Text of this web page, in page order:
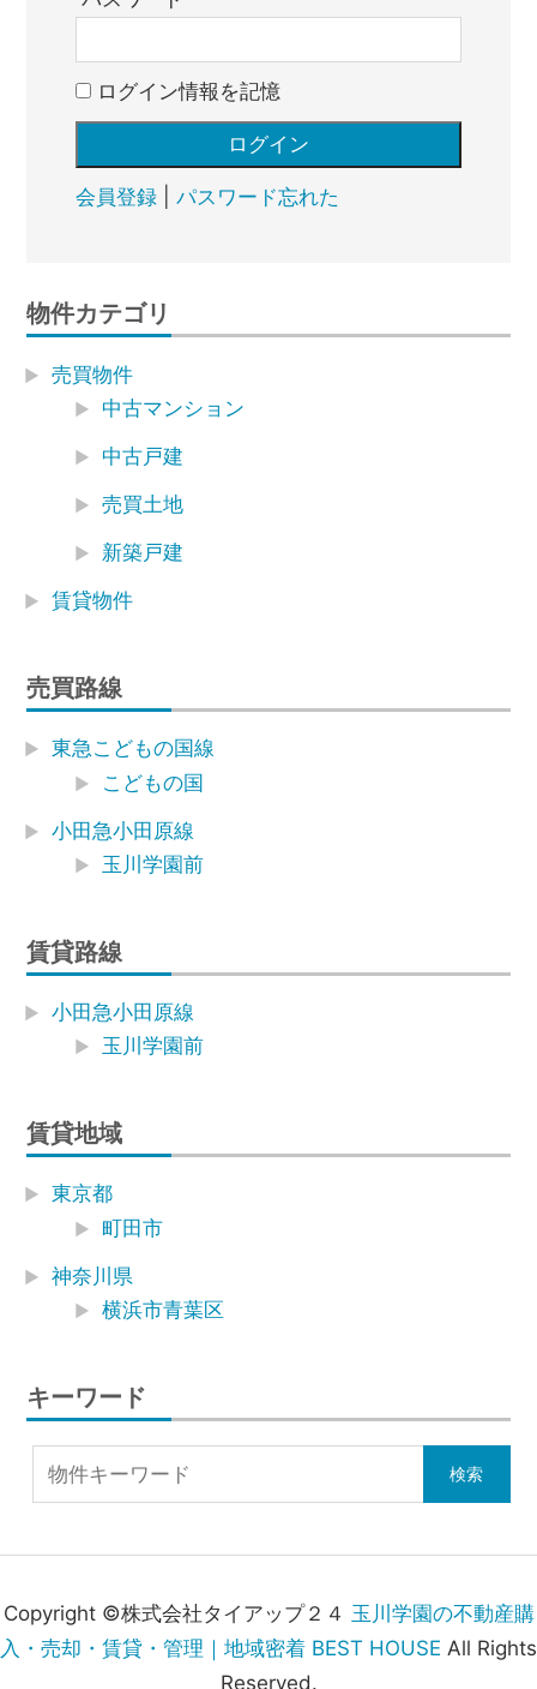
ログイン情報を記憶
会員登録| パスワード忘れた
物件カテゴリ
売買物件
中古マンション
中古戸建
売買土地
新築戸建
賃貸物件
売買路線
東急こどもの国線
こどもの国
小田急小田原線
玉川学園前
賃貸路線
小田急小田原線
玉川学園前
賃貸地域
東京都
町田市
神奈川県
横浜市青葉区
キーワード
Copyright ©株式会社タイアップ２４ 玉川学園の不動産購
入・売却・賃貸・管理｜地域密着 BEST HOUSE All Rights
Reserved.